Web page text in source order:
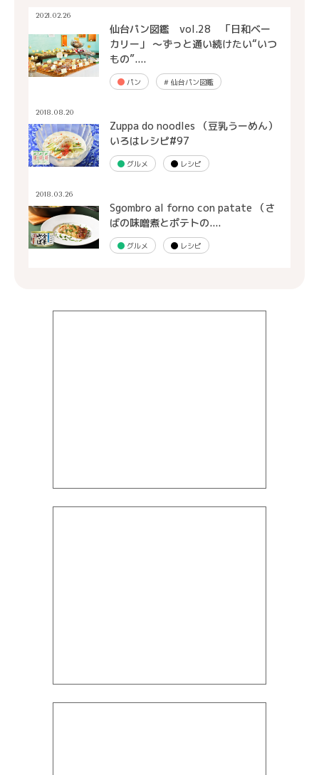
2021.02.26
仙台パン図鑑 vol.28 「日和ベー
カリー」 ～ずっと通い続けたい“いつ
もの”....
パン #仙台パン図鑑
2018.08.20
Zuppa do noodles （豆乳うーめん）
いろはレシピ#97
グルメ レシピ
2018.03.26
Sgombro al forno con patate （さ
ばの味噌煮とポテトの....
グルメ レシピ